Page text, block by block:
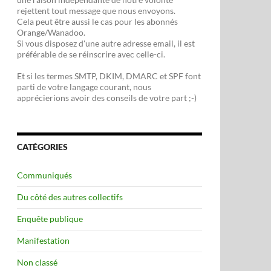
rejettent tout message que nous envoyons.
Cela peut être aussi le cas pour les abonnés
Orange/Wanadoo.
Si vous disposez d'une autre adresse email, il est
préférable de se réinscrire avec celle-ci.
Et si les termes SMTP, DKIM, DMARC et SPF font
parti de votre langage courant, nous
apprécierions avoir des conseils de votre part ;-)
CATÉGORIES
Communiqués
Du côté des autres collectifs
Enquête publique
Manifestation
Non classé